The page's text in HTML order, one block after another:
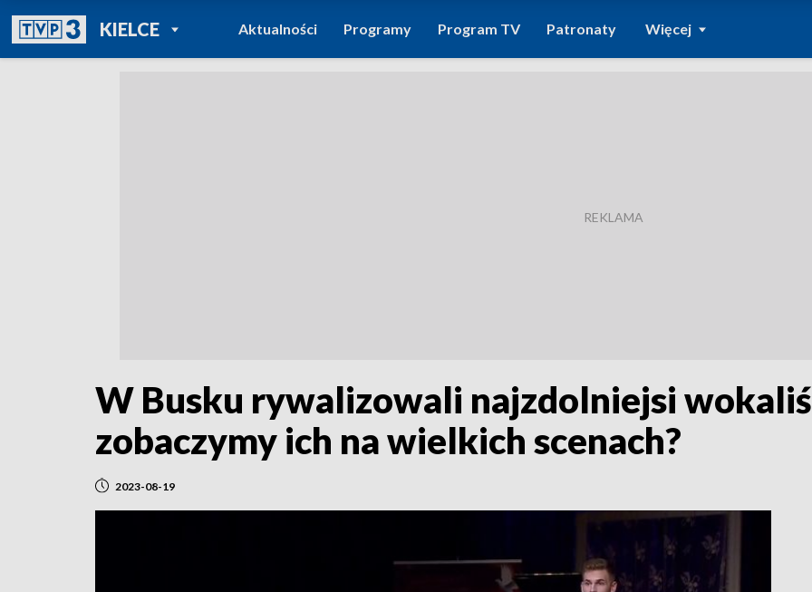
KIELCEPOWRÓT DO
TVP REGIONY
Aktualności Programy Program TV Patronaty Więcej
W Busku rywalizowali najzdolniejsi
zobaczymy ich na wielkich scenach?
2023-08-19